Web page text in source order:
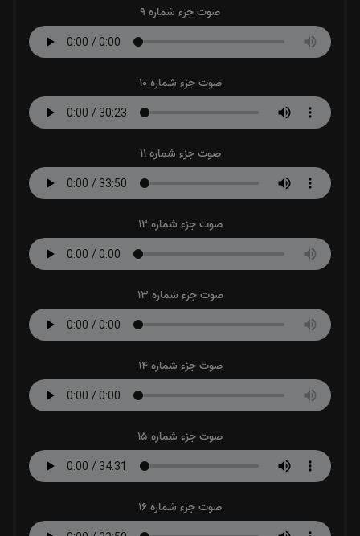
صوت جزء شماره 10
صوت جزء شماره 11
صوت جزء شماره 12
صوت جزء شماره 13
صوت جزء شماره 14
صوت جزء شماره 15
صوت جزء شماره 16